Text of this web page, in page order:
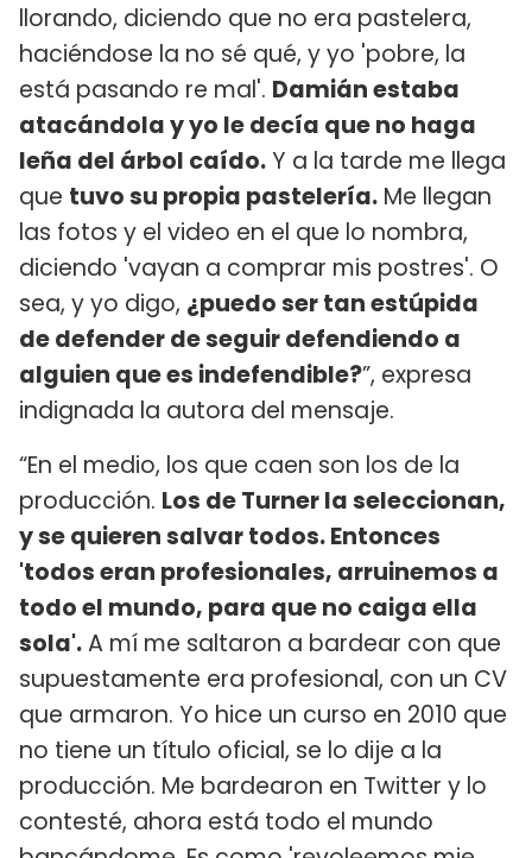
llorando, diciendo que no era pastelera,
haciéndose la no sé qué, y yo 'pobre, la
está pasando re mal'. Damián estaba
atacándola y yo le decía que no haga
leña del árbol caído.Y a la tarde me llega
que tuvo su propia pastelería. Me llegan
las fotos y el video en el que lo nombra,
diciendo 'vayan a comprar mis postres'. O
sea, y yo digo, ¿puedo ser tan estúpida
de defender de seguir defendiendo a
alguien que es indefendible?”, expresa
indignada la autora del mensaje.
“En el medio, los que caen son los de la
producción. Los de Turner la seleccionan,
y se quieren salvar todos. Entonces
'todos eran profesionales, arruinemos a
todo el mundo, para que no caiga ella
sola'.A mí me saltaron a bardear con que
supuestamente era profesional, con un CV
que armaron. Yo hice un curso en 2010 que
no tiene un título oficial, se lo dije a la
producción. Me bardearon en Twitter y lo
contesté, ahora está todo el mundo